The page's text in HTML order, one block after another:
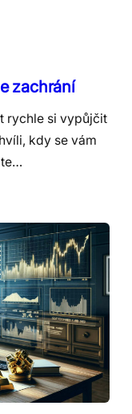
zachrání
rychle si vypůjčit
kdy se vám